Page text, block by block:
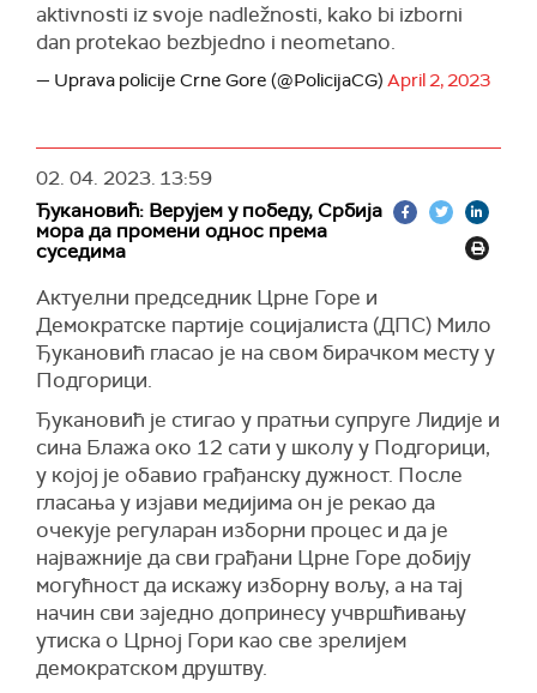
aktivnosti iz svoje nadležnosti, kako bi izborni
dan protekao bezbjedno i neometano.
— Uprava policije Crne Gore (@PolicijaCG) April 2, 2023
02. 04. 2023. 13:59
Ђукановић: Верујем у победу, Србија
мора да промени однос према
суседима
Актуелни председник Црне Горе и
Демократске партије социјалиста (ДПС) Мило
Ђукановић гласао је на свом бирачком месту у
Подгорици.
Ђукановић је стигао у пратњи супруге Лидије и
сина Блажа око 12 сати у школу у Подгорици,
у којој је обавио грађанску дужност. После
гласања у изјави медијима он је рекао да
очекује регуларан изборни процес и да је
најважније да сви грађани Црне Горе добију
могућност да искажу изборну вољу, а на тај
начин сви заједно допринесу учвршћивању
утиска о Црној Гори као све зрелијем
демократском друштву.